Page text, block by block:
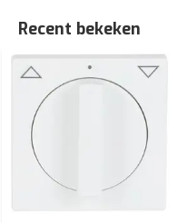
Recent bekeken